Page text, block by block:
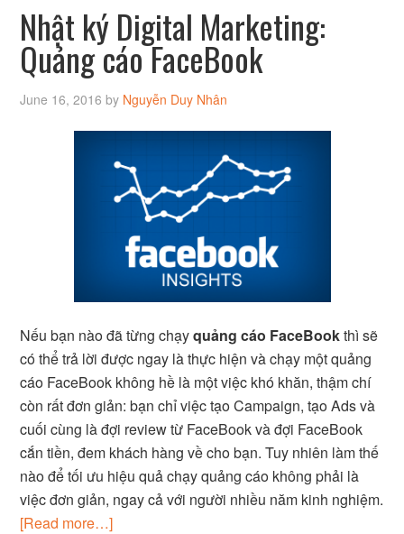
Nhật ký Digital Marketing:
Quảng cáo FaceBook
June 16, 2016 by Nguyễn Duy Nhân
Nếu bạn nào đã từng chạyquảng cáo FaceBookthì sẽ
có thể trả lời được ngay là thực hiện và chạy một quảng
cáo FaceBook không hề là một việc khó khăn, thậm chí
còn rất đơn giản: bạn chỉ việc tạo Campaign, tạo Ads và
cuối cùng là đợi review từ FaceBook và đợi FaceBook
cắn tiền, đem khách hàng về cho bạn. Tuy nhiên làm thế
nào để tối ưu hiệu quả chạy quảng cáo không phải là
việc đơn giản, ngay cả với người nhiều năm kinh nghiệm.
[Read more…]